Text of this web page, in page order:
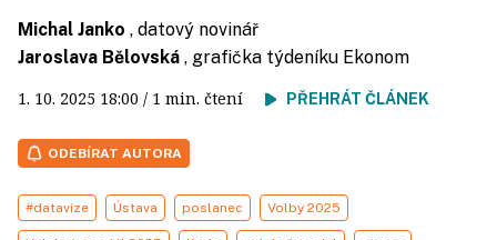
Michal Janko , datový novinář
Jaroslava Bělovská , grafička týdeníku Ekonom
1. 10. 2025 18:00 / 1 min. čtení PŘEHRÁT ČLÁNEK
ODEBÍRAT AUTORA
#datavize Ústava poslanec Volby 2025